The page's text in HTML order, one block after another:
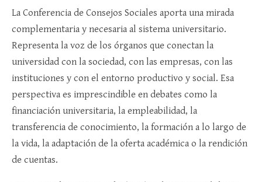
La Conferencia de Consejos Sociales aporta una mirada
complementaria y necesaria al sistema universitario.
Representa la voz de los órganos que conectan la
universidad con la sociedad, con las empresas, con las
instituciones y con el entorno productivo y social. Esa
perspectiva es imprescindible en debates como la
financiación universitaria, la empleabilidad, la
transferencia de conocimiento, la formación a lo largo de
la vida, la adaptación de la oferta académica o la rendición
de cuentas.